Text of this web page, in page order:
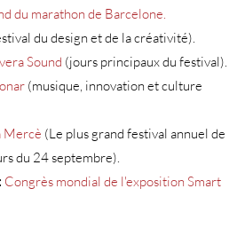
du marathon de Barcelone.
du design et de la créativité).
Sound (jours principaux du festival).
(musique, innovation et culture
Mercè (Le plus grand festival annuel de
du 24 septembre).
Congrès mondial de l'exposition Smart